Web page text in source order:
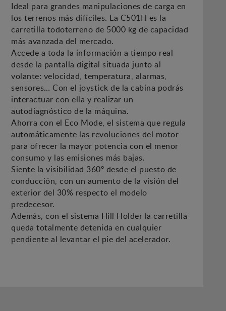
Ideal para grandes manipulaciones de carga en
los terrenos más difíciles. La C501H es la
carretilla todoterreno de 5000 kg de capacidad
más avanzada del mercado.
Accede a toda la información a tiempo real
desde la pantalla digital situada junto al
volante: velocidad, temperatura, alarmas,
sensores… Con el joystick de la cabina podrás
interactuar con ella y realizar un
autodiagnóstico de la máquina.
Ahorra con el Eco Mode, el sistema que regula
automáticamente las revoluciones del motor
para ofrecer la mayor potencia con el menor
consumo y las emisiones más bajas.
Siente la visibilidad 360º desde el puesto de
conducción, con un aumento de la visión del
exterior del 30% respecto el modelo
predecesor.
Además, con el sistema Hill Holder la carretilla
queda totalmente detenida en cualquier
pendiente al levantar el pie del acelerador.